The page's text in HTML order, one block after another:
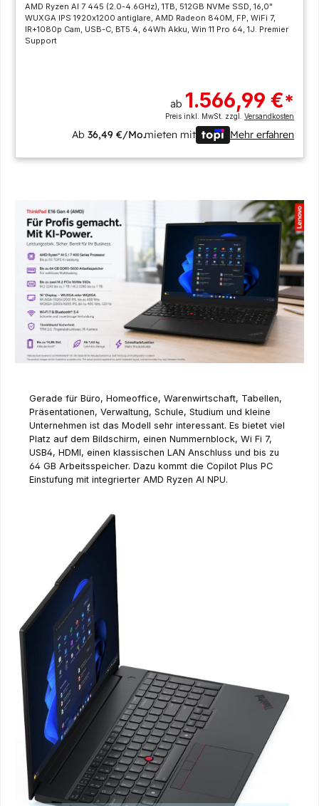
AMD Ryzen AI 7 445 (2.0-4.6GHz), 1TB, 512GB NVMe SSD, 16,0"
WUXGA IPS 1920x1200 antiglare, AMD Radeon 840M, FP, WiFi 7,
IR+1080p Cam, USB-C, BT5.4, 64Wh Akku, Win 11 Pro 64, 1J. Premier
Support
ab 1.566,99 €*
Preis inkl. MwSt. zzgl.Versandkosten
Ab36,49 €/Mo.mieten mit Mehr erfahren
Gerade für Büro, Homeoffice, Warenwirtschaft, Tabellen,
Präsentationen, Verwaltung, Schule, Studium und kleine
Unternehmen ist das Modell sehr interessant. Es bietet viel
Platz auf dem Bildschirm, einen Nummernblock, Wi Fi 7,
USB4, HDMI, einen klassischen LAN Anschluss und bis zu
64 GB Arbeitsspeicher. Dazu kommt die Copilot Plus PC
Einstufung mit integrierter AMD Ryzen AI NPU.